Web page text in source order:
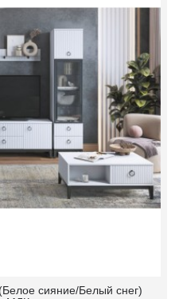
сияние/Белый снег)